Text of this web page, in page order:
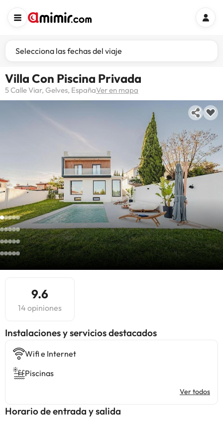
Selecciona las fechas del viaje
Villa Con Piscina Privada
5 Calle Viar, Gelves, EspañaVer en mapa
9.6
14 opiniones
Instalaciones y servicios destacados
Wifi e Internet
Piscinas
Ver todos
Horario de entrada y salida